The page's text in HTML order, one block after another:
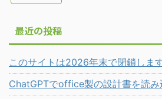
最近の投稿
このサイトは2026年末で閉鎖しま
ChatGPTでoffice製の設計書を読み